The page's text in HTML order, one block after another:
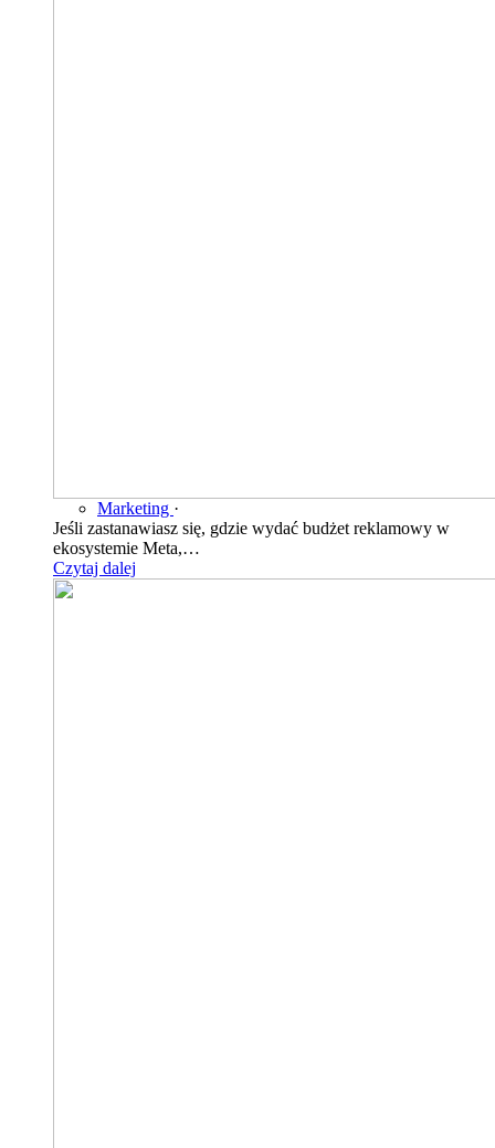
Marketing ·
Jeśli zastanawiasz się, gdzie wydać budżet reklamowy w
ekosystemie Meta,…
Czytaj dalej